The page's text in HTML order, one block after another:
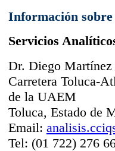
Información
Servicios
Dr. Diego
Carretera Toluca-
de la UAEM
Toluca, Estado de
Email:
Tel: (01 722) 276